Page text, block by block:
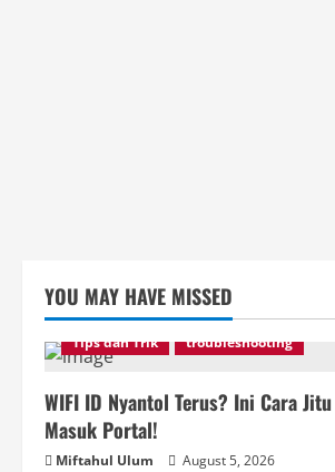
YOU MAY HAVE MISSED
Tips dan Trik troubleshooting
WIFI ID Nyantol Terus? Ini Cara Jitu
Masuk Portal!
Miftahul Ulum August 5, 2026